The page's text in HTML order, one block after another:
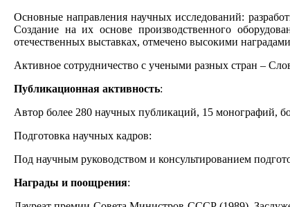
Основные направления научных исследований:
Создание на их основе производственного
отечественных выставках, отмечено высокими
Активное сотрудничество с учеными разных стран –
Публикационная активность:
Автор более 280 научных публикаций, 15 монографий,
Подготовка научных кадров:
Под научным руководством и консультированием
Награды и поощрения: